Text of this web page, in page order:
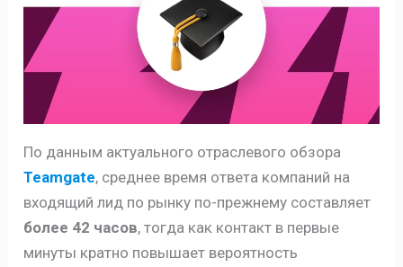
По данным актуального отраслевого обзора
Teamgate, среднее время ответа компаний на
входящий лид по рынку по-прежнему составляет
более 42 часов, тогда как контакт в первые
минуты кратно повышает вероятность